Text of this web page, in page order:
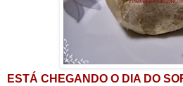
ESTÁ CHEGANDO O DIA DO